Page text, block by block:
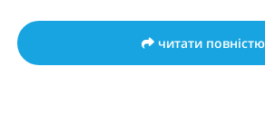
читати повністю